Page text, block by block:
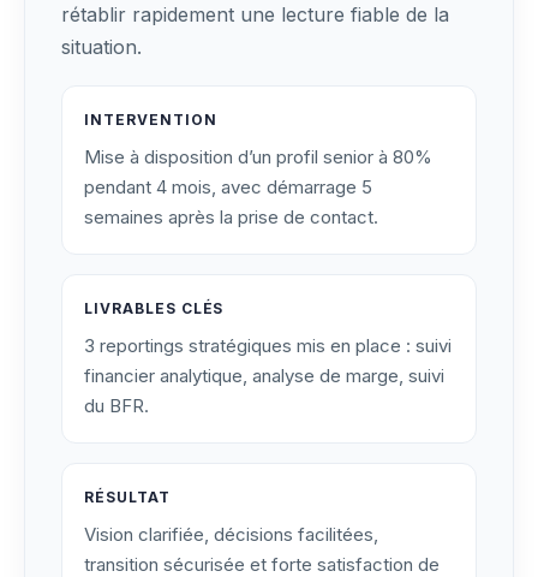
rétablir rapidement une lecture fiable de la
situation.
INTERVENTION
Mise à disposition d’un profil senior à 80%
pendant 4 mois, avec démarrage 5
semaines après la prise de contact.
LIVRABLES CLÉS
3 reportings stratégiques mis en place : suivi
financier analytique, analyse de marge, suivi
du BFR.
RÉSULTAT
Vision clarifiée, décisions facilitées,
transition sécurisée et forte satisfaction de